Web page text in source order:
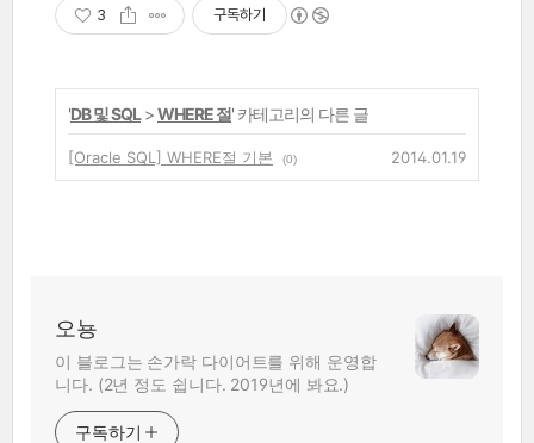
3 구독하기
'DB 및 SQL>WHERE 절' 카테고리의 다른 글
[Oracle SQL] WHERE절 기본 (0) 2014.01.19
오뇽
이 블로그는 손가락 다이어트를 위해 운영합
니다. (2년 정도 쉽니다. 2019년에 봐요.)
구독하기